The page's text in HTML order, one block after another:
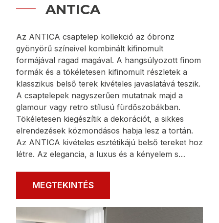
ANTICA
gyönyörű színeivel kombinált kifinomult
formájával ragad magával. A hangsúlyozott finom
formák és a tökéletesen kifinomult részletek a